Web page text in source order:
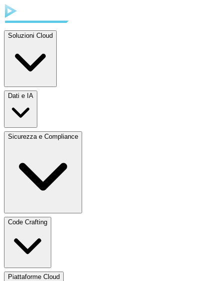
Soluzioni Cloud
Dati e IA
Sicurezza e Compliance
Code Crafting
Piattaforme Cloud